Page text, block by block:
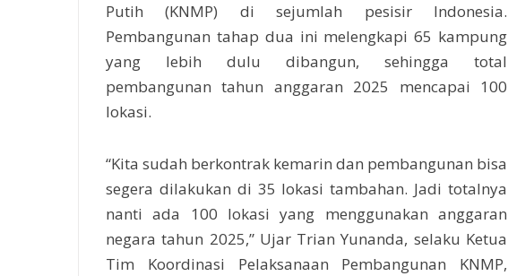
Putih (KNMP) di sejumlah pesisir Indonesia.
Pembangunan tahap dua ini melengkapi 65 kampung
yang lebih dulu dibangun, sehingga total
pembangunan tahun anggaran 2025 mencapai 100
lokasi.
“Kita sudah berkontrak kemarin dan pembangunan bisa
segera dilakukan di 35 lokasi tambahan. Jadi totalnya
nanti ada 100 lokasi yang menggunakan anggaran
negara tahun 2025,” Ujar Trian Yunanda, selaku Ketua
Tim Koordinasi Pelaksanaan Pembangunan KNMP,